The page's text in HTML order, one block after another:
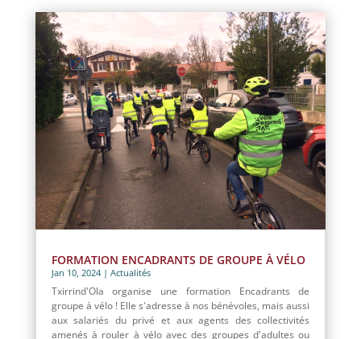
FORMATION ENCADRANTS DE GROUPE À VÉLO
Jan 10, 2024| Actualités
Txirrind'Ola organise une formation Encadrants de
groupe à vélo ! Elle s'adresse à nos bénévoles, mais aussi
aux salariés du privé et aux agents des collectivités
amenés à rouler à vélo avec des groupes d'adultes ou